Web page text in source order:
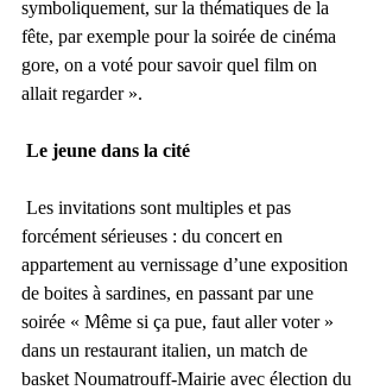
symboliquement, sur la thématiques de la
fête, par exemple pour la soirée de cinéma
gore, on a voté pour savoir quel film on
allait regarder ».
Le jeune dans la cité
Les invitations sont multiples et pas
forcément sérieuses : du concert en
appartement au vernissage d’une exposition
de boites à sardines, en passant par une
soirée « Même si ça pue, faut aller voter »
dans un restaurant italien, un match de
basket Noumatrouff-Mairie avec élection du